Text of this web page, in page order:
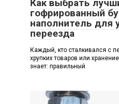
Как выбрать
гофрированный
наполнитель для
переезда
Каждый, кто сталкивался с
хрупких товаров или
знает: правильный